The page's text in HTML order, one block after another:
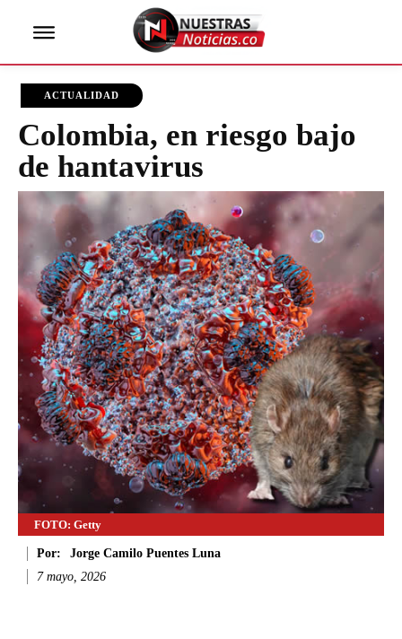
ACTUALIDAD
Colombia, en riesgo bajo
de hantavirus
FOTO: Getty
Por:
Jorge Camilo Puentes Luna
7 mayo, 2026